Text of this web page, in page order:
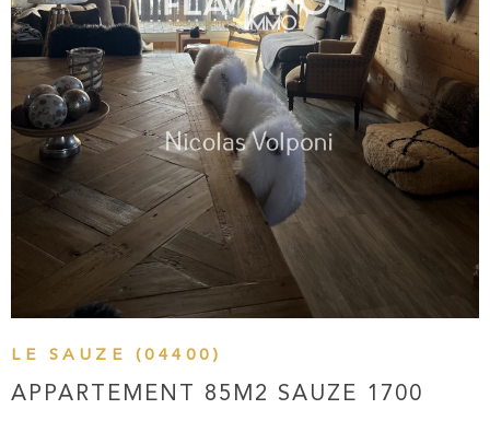
LE SAUZE (04400)
APPARTEMENT 85M2 SAUZE 1700
VOIR LE BIEN